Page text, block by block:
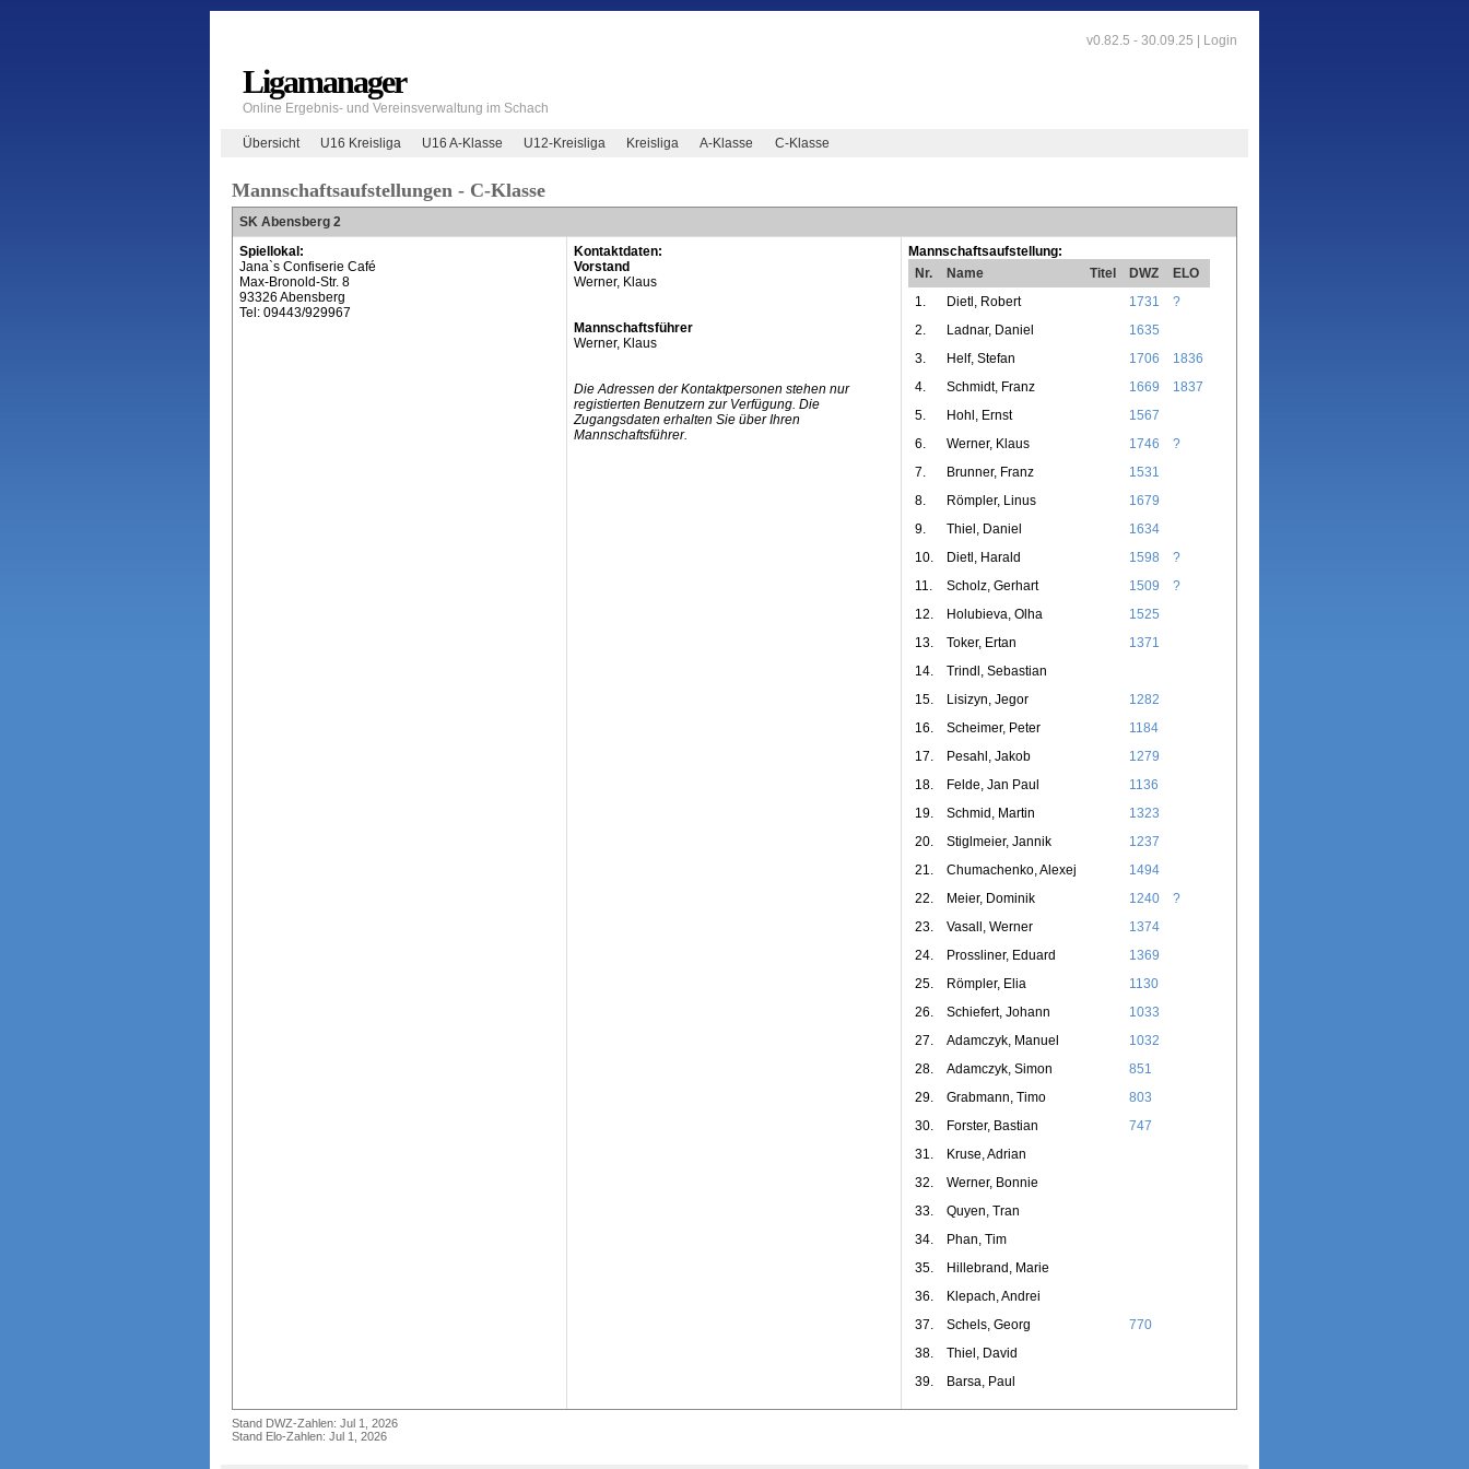
v0.82.5 - 30.09.25 | Login
Ligamanager
Online Ergebnis- und Vereinsverwaltung im Schach
Übersicht U16 Kreisliga U16 A-Klasse U12-Kreisliga Kreisliga A-Klasse C-Klasse
Mannschaftsaufstellungen - C-Klasse
SK Abensberg 2
Spiellokal:
Jana`s Confiserie Café
Max-Bronold-Str. 8
93326 Abensberg
Tel: 09443/929967
Kontaktdaten:
Vorstand
Werner, Klaus
Mannschaftsführer
Werner, Klaus
Die Adressen der Kontaktpersonen stehen nur
registierten Benutzern zur Verfügung. Die
Zugangsdaten erhalten Sie über Ihren
Mannschaftsführer.
Mannschaftsaufstellung:
Nr.
Name Titel DWZ
ELO
1.
Dietl, Robert 1731
?
2.
Ladnar, Daniel
1635
3.
Helf, Stefan 1706
1836
4.
Schmidt, Franz 1669
1837
5.
Hohl, Ernst
1567
6.
Werner, Klaus 1746
?
7.
Brunner, Franz
1531
8.
Römpler, Linus
1679
9.
Thiel, Daniel
1634
10.
Dietl, Harald 1598
?
11.
Scholz, Gerhart 1509
?
12.
Holubieva, Olha
1525
13.
Toker, Ertan
1371
14.
Trindl, Sebastian
15.
Lisizyn, Jegor
1282
16.
Scheimer, Peter
1184
17.
Pesahl, Jakob
1279
18.
Felde, Jan Paul
1136
19.
Schmid, Martin
1323
20.
Stiglmeier, Jannik
1237
21.
Chumachenko, Alexej
1494
22.
Meier, Dominik 1240
?
23.
Vasall, Werner
1374
24.
Prossliner, Eduard
1369
25.
Römpler, Elia
1130
26.
Schiefert, Johann
1033
27.
Adamczyk, Manuel
1032
28.
Adamczyk, Simon
851
29.
Grabmann, Timo
803
30.
Forster, Bastian
747
31.
Kruse, Adrian
32.
Werner, Bonnie
33.
Quyen, Tran
34.
Phan, Tim
35.
Hillebrand, Marie
36.
Klepach, Andrei
37.
Schels, Georg
770
38.
Thiel, David
39.
Barsa, Paul
Stand DWZ-Zahlen: Jul 1, 2026
Stand Elo-Zahlen: Jul 1, 2026